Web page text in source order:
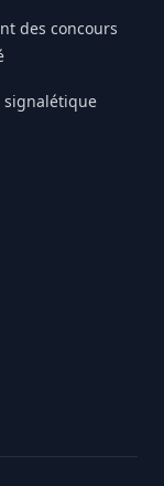
des concours
signalétique